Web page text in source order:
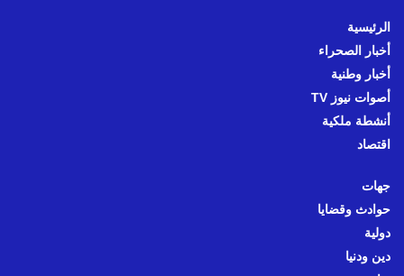
الرئيسية
أخبار الصحراء
أخبار وطنية
أصوات نيوز TV
أنشطة ملكية
اقتصاد
جهات
حوادث وقضايا
دولية
دين ودنيا